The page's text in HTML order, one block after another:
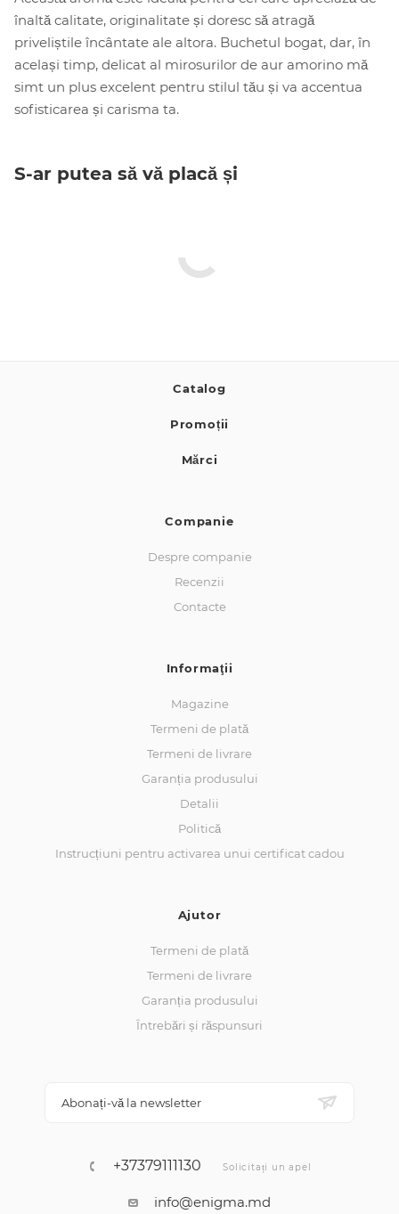
înaltă calitate, originalitate și doresc să atragă
priveliștile încântate ale altora. Buchetul bogat, dar, în
același timp, delicat al mirosurilor de aur amorino mă
simt un plus excelent pentru stilul tău și va accentua
sofisticarea și carisma ta.
S-ar putea să vă placă și
Catalog
Promoții
Mărci
Companie
Despre companie
Recenzii
Contacte
Informaţii
Magazine
Termeni de plată
Termeni de livrare
Garanția produsului
Detalii
Politică
Instrucțiuni pentru activarea unui certificat cadou
Ajutor
Termeni de plată
Termeni de livrare
Garanția produsului
Întrebări și răspunsuri
Abonați-vă la newsletter
+37379111130 Solicitați un apel
info@enigma.md